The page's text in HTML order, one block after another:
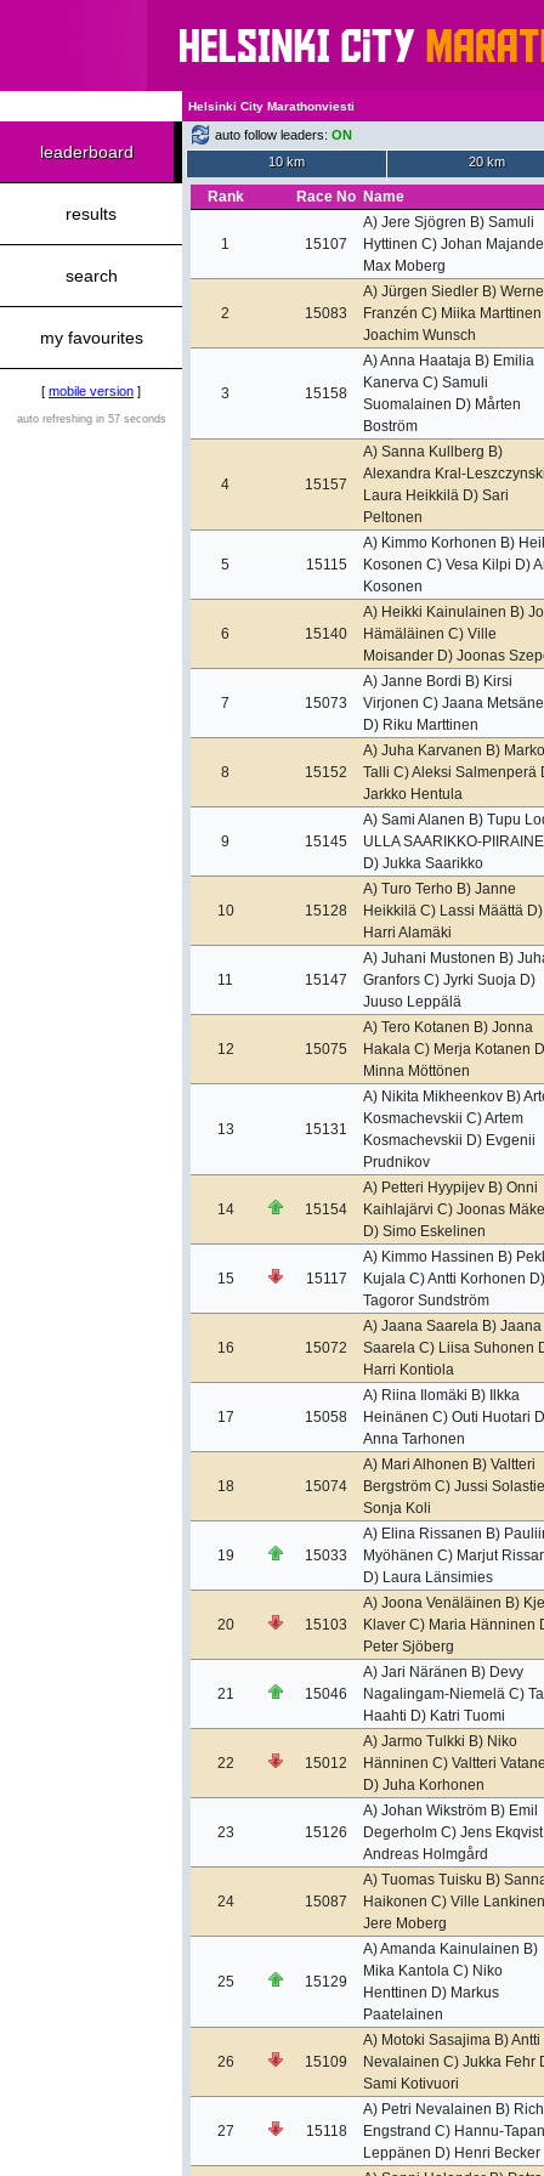
Helsinki City Marathonviesti
leaderboard
results
search
my favourites
[ mobile version ]
auto refreshing in 57 seconds
auto follow leaders: ON
10 km
20 km
Rank Race No Name
1 15107
A) Jere Sjögren B) Samuli
Hyttinen C) Johan
Max Moberg
2 15083
A) Jürgen Siedler B)
Franzén C) Miika Marttinen
Joachim Wunsch
3 15158
A) Anna Haataja B) Emilia
Kanerva C) Samuli
Suomalainen D) Mårten
Boström
4 15157
A) Sanna Kullberg B)
Alexandra Kral-
Laura Heikkilä D) Sari
Peltonen
5 15115
A) Kimmo Korhonen B)
Kosonen C) Vesa Kilpi D)
Kosonen
6 15140
A) Heikki Kainulainen B)
Hämäläinen C) Ville
Moisander D) Joonas
7 15073
A) Janne Bordi B) Kirsi
Virjonen C) Jaana
D) Riku Marttinen
8 15152
A) Juha Karvanen B) Marko
Talli C) Aleksi Salmenperä
Jarkko Hentula
9 15145
A) Sami Alanen B) Tupu
ULLA SAARIKKO-
D) Jukka Saarikko
10 15128
A) Turo Terho B) Janne
Heikkilä C) Lassi Määttä D)
Harri Alamäki
11 15147
A) Juhani Mustonen B)
Granfors C) Jyrki Suoja D)
Juuso Leppälä
12 15075
A) Tero Kotanen B) Jonna
Hakala C) Merja Kotanen
Minna Möttönen
13 15131
A) Nikita Mikheenkov B)
Kosmachevskii C) Artem
Kosmachevskii D) Evgenii
Prudnikov
14 15154
A) Petteri Hyypijev B) Onni
Kaihlajärvi C) Joonas
D) Simo Eskelinen
15 15117
A) Kimmo Hassinen B)
Kujala C) Antti Korhonen D)
Tagoror Sundström
16 15072
A) Jaana Saarela B) Jaana
Saarela C) Liisa Suhonen
Harri Kontiola
17 15058
A) Riina Ilomäki B) Ilkka
Heinänen C) Outi Huotari
Anna Tarhonen
18 15074
A) Mari Alhonen B) Valtteri
Bergström C) Jussi
Sonja Koli
19 15033
A) Elina Rissanen B)
Myöhänen C) Marjut
D) Laura Länsimies
20 15103
A) Joona Venäläinen B)
Klaver C) Maria Hänninen
Peter Sjöberg
21 15046
A) Jari Näränen B) Devy
Nagalingam-Niemelä C)
Haahti D) Katri Tuomi
22 15012
A) Jarmo Tulkki B) Niko
Hänninen C) Valtteri
D) Juha Korhonen
23 15126
A) Johan Wikström B) Emil
Degerholm C) Jens
Andreas Holmgård
24 15087
A) Tuomas Tuisku B)
Haikonen C) Ville
Jere Moberg
25 15129
A) Amanda Kainulainen B)
Mika Kantola C) Niko
Henttinen D) Markus
Paatelainen
26 15109
A) Motoki Sasajima B) Antti
Nevalainen C) Jukka Fehr
Sami Kotivuori
27 15118
A) Petri Nevalainen B)
Engstrand C) Hannu-
Leppänen D) Henri Becker